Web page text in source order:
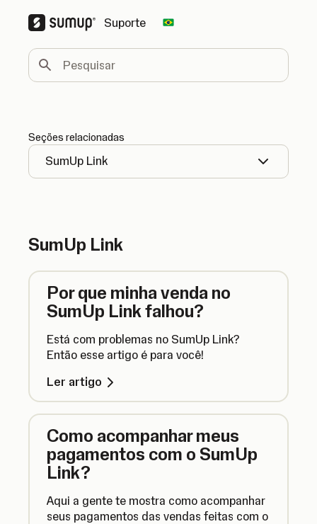
Suporte Change country
Pesquisar
Seções relacionadas
SumUp Link
SumUp Link
Por que minha venda no
SumUp Link falhou?
Está com problemas no SumUp Link?
Então esse artigo é para você!
Ler artigo
Como acompanhar meus
pagamentos com o SumUp
Link?
Aqui a gente te mostra como acompanhar
seus pagamentos das vendas feitas com o